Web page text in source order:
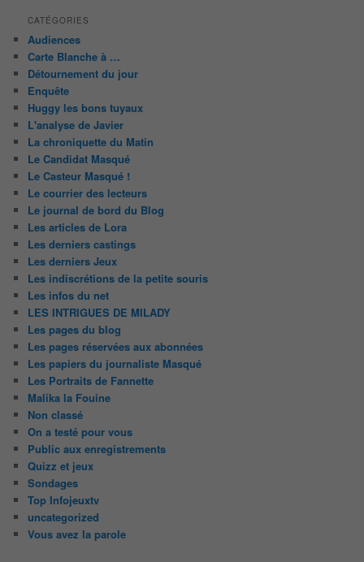
CATÉGORIES
Audiences
Carte Blanche à …
Détournement du jour
Enquête
Huggy les bons tuyaux
L'analyse de Javier
La chroniquette du Matin
Le Candidat Masqué
Le Casteur Masqué !
Le courrier des lecteurs
Le journal de bord du Blog
Les articles de Lora
Les derniers castings
Les derniers Jeux
Les indiscrétions de la petite souris
Les infos du net
LES INTRIGUES DE MILADY
Les pages du blog
Les pages réservées aux abonnées
Les papiers du journaliste Masqué
Les Portraits de Fannette
Malika la Fouine
Non classé
On a testé pour vous
Public aux enregistrements
Quizz et jeux
Sondages
Top Infojeuxtv
uncategorized
Vous avez la parole